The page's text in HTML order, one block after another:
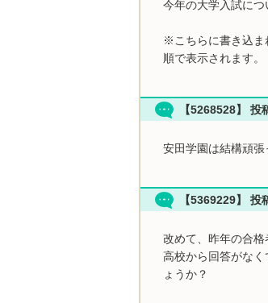
今年の大学入試に
※こちらに書き込ま
順で表示されます。
【5268528】 投
安田学園は結構頑張
【5369229】
改めて、昨年の合格
高校から回答がな
ょうか？